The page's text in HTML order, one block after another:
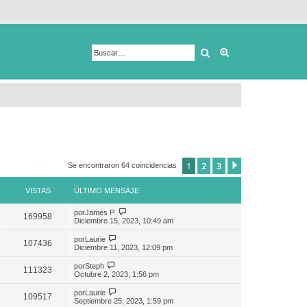
Buscar
Se encontraron 64 coincidencias 1 2 3
VISTAS ÚLTIMO MENSAJE
169958 porJames P.
Diciembre 15, 2023, 10:49 am
107436 porLaurie
Diciembre 11, 2023, 12:09 pm
111323 porSteph
Octubre 2, 2023, 1:56 pm
109517 porLaurie
Septiembre 25, 2023, 1:59 pm